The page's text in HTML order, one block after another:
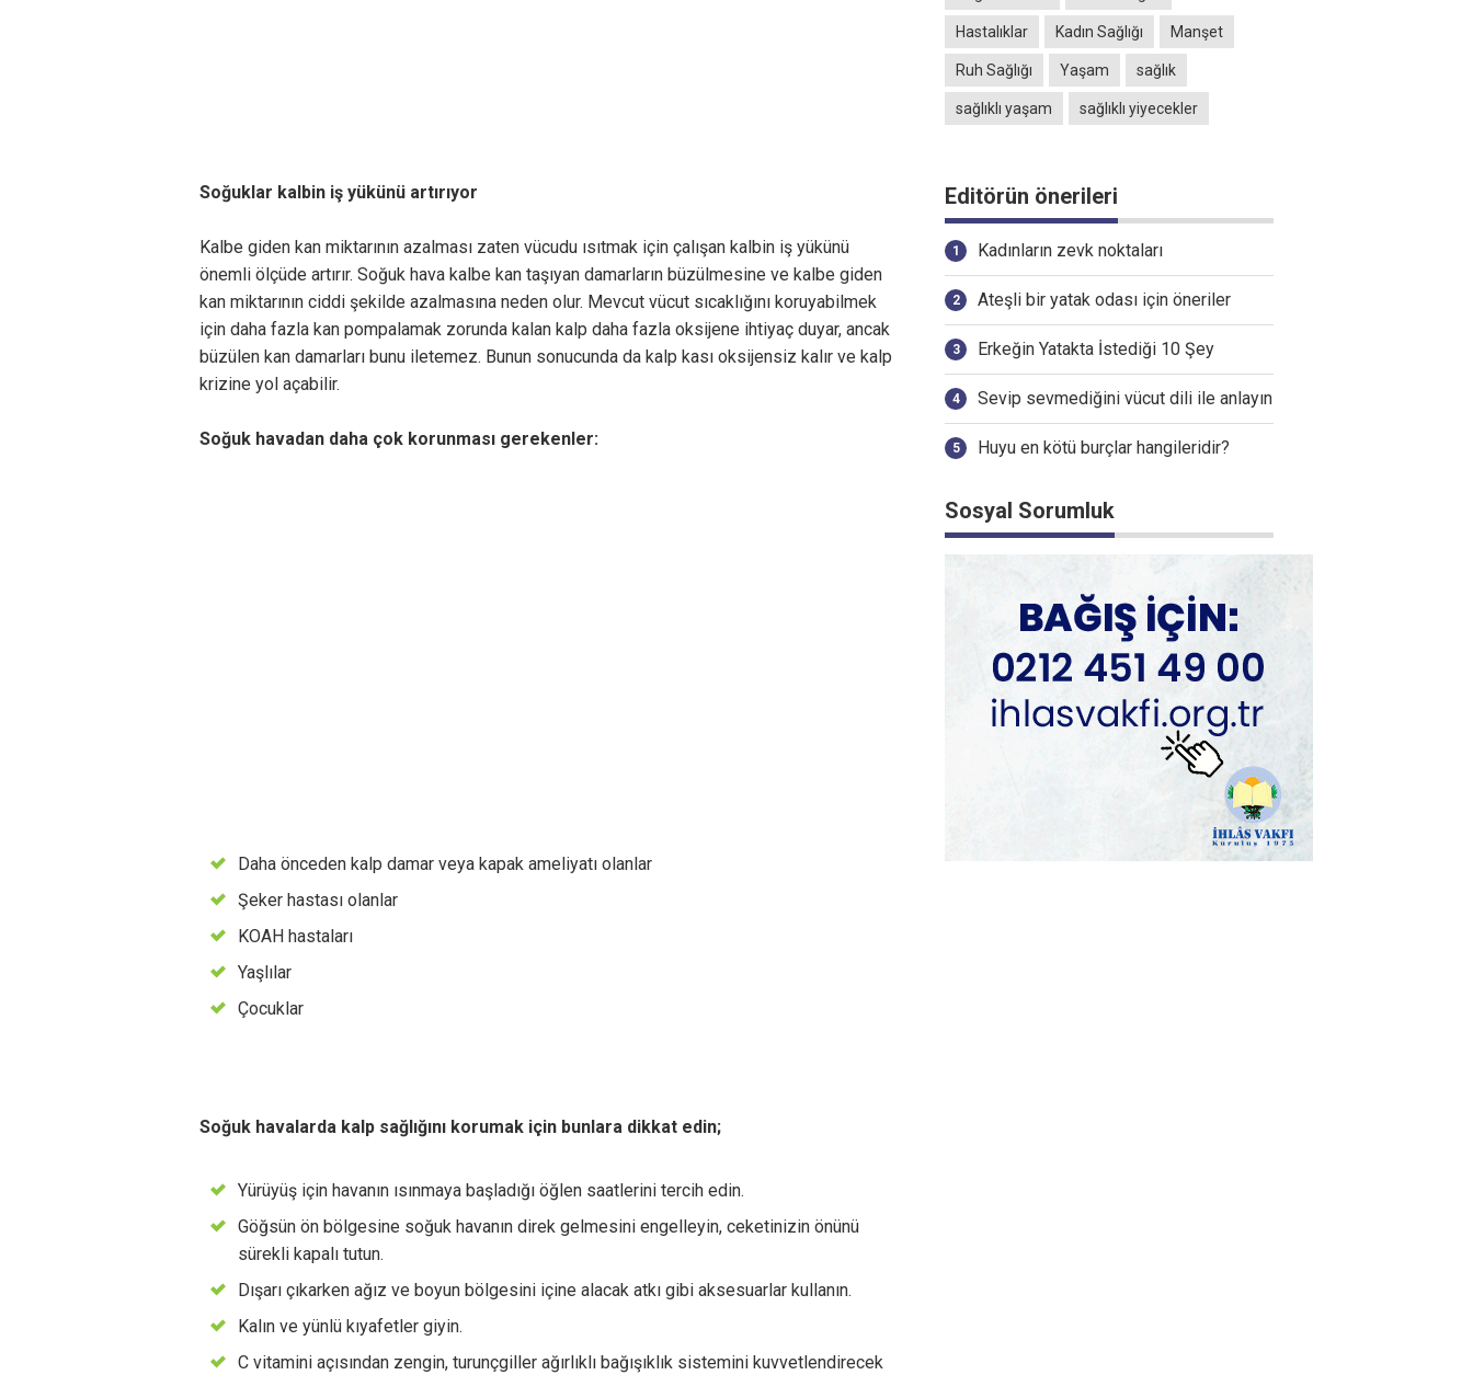
Soğuklar kalbin iş yükünü artırıyor
Kalbe giden kan miktarının azalması zaten vücudu ısıtmak için çalışan kalbin iş yükünü
önemli ölçüde artırır. Soğuk hava kalbe kan taşıyan damarların büzülmesine ve kalbe giden
kan miktarının ciddi şekilde azalmasına neden olur. Mevcut vücut sıcaklığını koruyabilmek
için daha fazla kan pompalamak zorunda kalan kalp daha fazla oksijene ihtiyaç duyar, ancak
büzülen kan damarları bunu iletemez. Bunun sonucunda da kalp kası oksijensiz kalır ve kalp
krizine yol açabilir.
Soğuk havadan daha çok korunması gerekenler:
Daha önceden kalp damar veya kapak ameliyatı olanlar
Şeker hastası olanlar
KOAH hastaları
Yaşlılar
Çocuklar
Soğuk havalarda kalp sağlığını korumak için bunlara dikkat edin;
Yürüyüş için havanın ısınmaya başladığı öğlen saatlerini tercih edin.
Göğsün ön bölgesine soğuk havanın direk gelmesini engelleyin, ceketinizin önünü
sürekli kapalı tutun.
Dışarı çıkarken ağız ve boyun bölgesini içine alacak atkı gibi aksesuarlar kullanın.
Kalın ve yünlü kıyafetler giyin.
C vitamini açısından zengin, turunçgiller ağırlıklı bağışıklık sistemini kuvvetlendirecek
Hastalıklar Kadın Sağlığı Manşet
Ruh Sağlığı Yaşam sağlık
sağlıklı yaşam sağlıklı yiyecekler
Editörün önerileri
Kadınların zevk noktaları
Ateşli bir yatak odası için öneriler
Erkeğin Yatakta İstediği 10 Şey
Sevip sevmediğini vücut dili ile anlayın
Huyu en kötü burçlar hangileridir?
Sosyal Sorumluk